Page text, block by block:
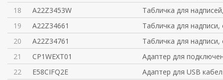
18
A22Z3453W
Табличка для
19
A22Z34661
Табличка для надписи,
20
A22Z34761
Табличка для надписи,
21
CP1WEXT01
Адаптер для
22
E58CIFQ2E
Адаптер для USB